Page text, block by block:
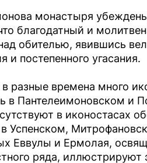
монастыря
благодатный и
обителью, явившись
и постепенного угасания.
разные времена много
в Пантелеимоновском и
в иконостасах
Успенском,
Еввулы и Ермолая,
ряда, иллюстрируют